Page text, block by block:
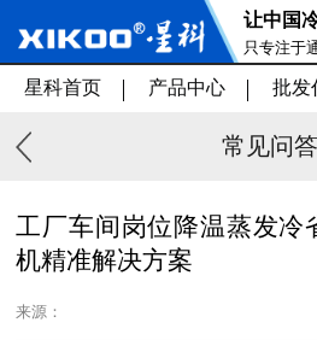
让中国
只专注于
务
星科首页 产品中心 批发
常见问答
工厂车间岗位降温蒸发冷
机精准解决方案
来源：